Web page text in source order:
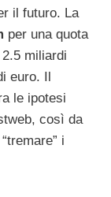
il futuro. La
per una quota
miliardi
euro. Il
le ipotesi
così da
i